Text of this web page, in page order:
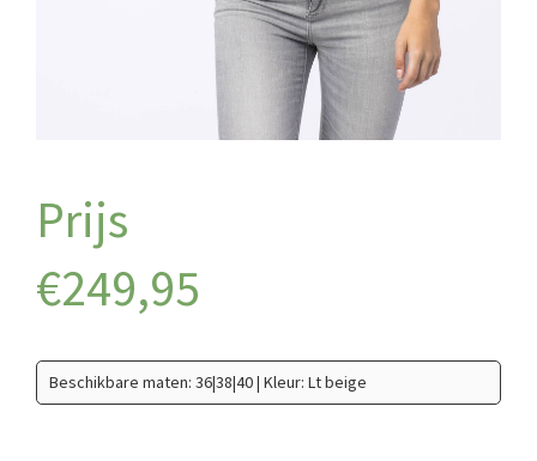
€249,95
Beschikbare maten: 36|38|40 | Kleur: Lt beige